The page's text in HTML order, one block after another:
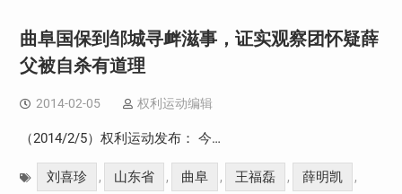
曲阜国保到邹城寻衅滋事，证实观察团怀疑薛
父被自杀有道理
2014-02-05 权利运动编辑
（2014/2/5）权利运动发布： 今…
刘喜珍 , 山东省 , 曲阜 , 王福磊 , 薛明凯 ,